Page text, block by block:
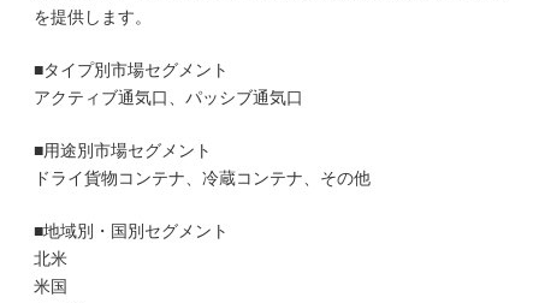
を提供します。
■タイプ別市場セグメント
アクティブ通気口、パッシブ通気口
■用途別市場セグメント
ドライ貨物コンテナ、冷蔵コンテナ、その他
■地域別・国別セグメント
北米
米国